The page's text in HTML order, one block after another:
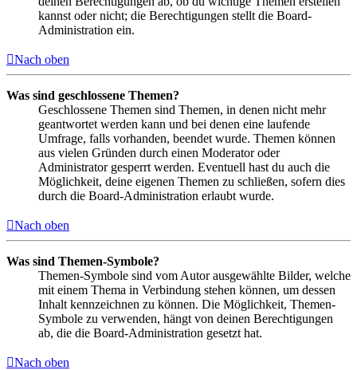
kannst oder nicht; die Berechtigungen stellt die Board-
Administration ein.
Nach oben
Was sind geschlossene Themen?
Geschlossene Themen sind Themen, in denen nicht mehr
geantwortet werden kann und bei denen eine laufende
Umfrage, falls vorhanden, beendet wurde. Themen können
aus vielen Gründen durch einen Moderator oder
Administrator gesperrt werden. Eventuell hast du auch die
Möglichkeit, deine eigenen Themen zu schließen, sofern dies
durch die Board-Administration erlaubt wurde.
Nach oben
Was sind Themen-Symbole?
Themen-Symbole sind vom Autor ausgewählte Bilder, welche
mit einem Thema in Verbindung stehen können, um dessen
Inhalt kennzeichnen zu können. Die Möglichkeit, Themen-
Symbole zu verwenden, hängt von deinen Berechtigungen
ab, die die Board-Administration gesetzt hat.
Nach oben